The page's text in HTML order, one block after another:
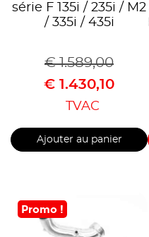
série F 135i / 235i / M2
/ 335i / 435i
€1.589,00
€ 1.430,10
TVAC
Ajouter au panier
Promo !